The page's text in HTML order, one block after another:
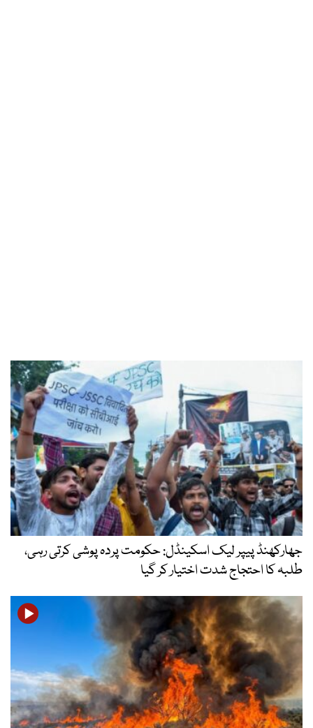
جھارکھنڈ پیپر لیک اسکینڈل: حکومت پردہ پوشی کرتی رہی،
طلبہ کا احتجاج شدت اختیار کر گیا